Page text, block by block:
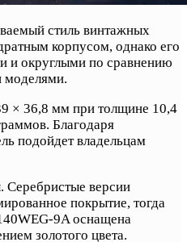
стиль винтажных
корпусом, однако его
и округлыми по сравнению
× 36,8 мм при толщине 10,4
Благодаря
подойдет владельцам
Серебристые версии
покрытие, тогда
9A оснащена
золотого цвета.